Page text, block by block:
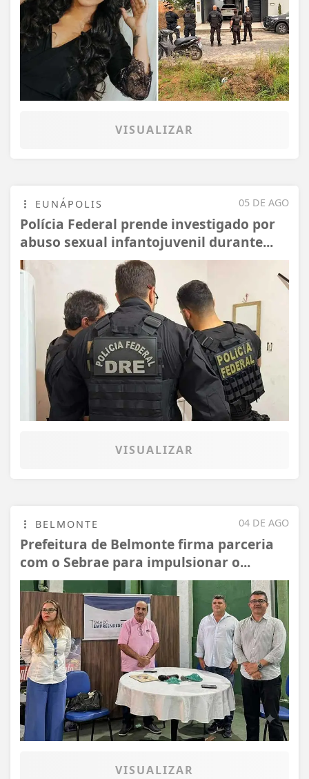
VISUALIZAR
05 DE AGO
EUNÁPOLIS
Polícia Federal prende investigado por
abuso sexual infantojuvenil durante...
VISUALIZAR
04 DE AGO
BELMONTE
Prefeitura de Belmonte firma parceria
com o Sebrae para impulsionar o...
VISUALIZAR